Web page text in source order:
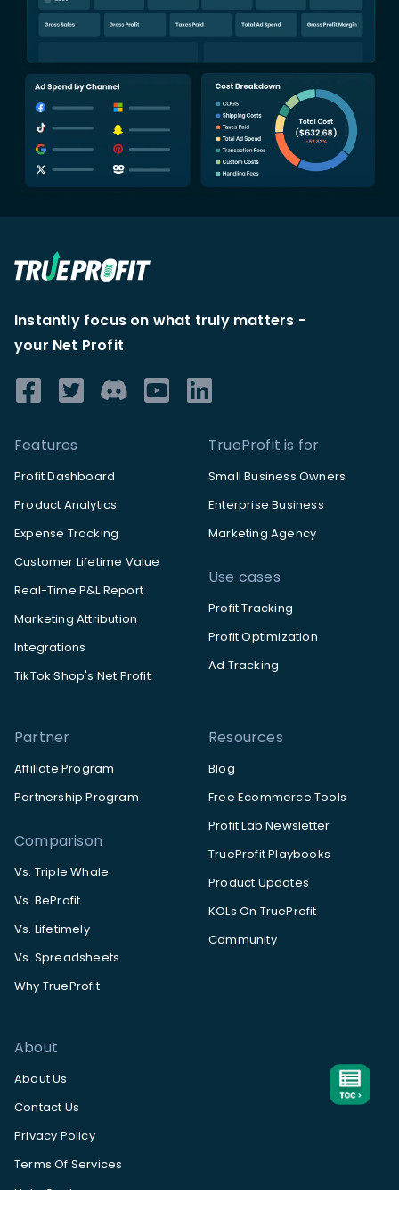
Instantly focus on what truly matters -
your Net Profit
Features
Profit Dashboard
Product Analytics
Expense Tracking
Customer Lifetime Value
Real-Time P&L Report
Marketing Attribution
Integrations
TikTok Shop's Net Profit
TrueProfit is for
Small Business Owners
Enterprise Business
Marketing Agency
Use cases
Profit Tracking
Profit Optimization
Ad Tracking
Partner
Affiliate Program
Partnership Program
Comparison
Vs. Triple Whale
Vs. BeProfit
Vs. Lifetimely
Vs. Spreadsheets
Why TrueProfit
Resources
Blog
Free Ecommerce Tools
Profit Lab Newsletter
TrueProfit Playbooks
Product Updates
KOLs On TrueProfit
Community
About
About Us
Contact Us
Privacy Policy
Terms Of Services
Help Center